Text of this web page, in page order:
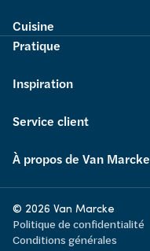
Cuisine
Pratique
Inspiration
Service client
À propos de Van Marcke
© 2026 Van Marcke
Politique de confidentialité
Conditions générales